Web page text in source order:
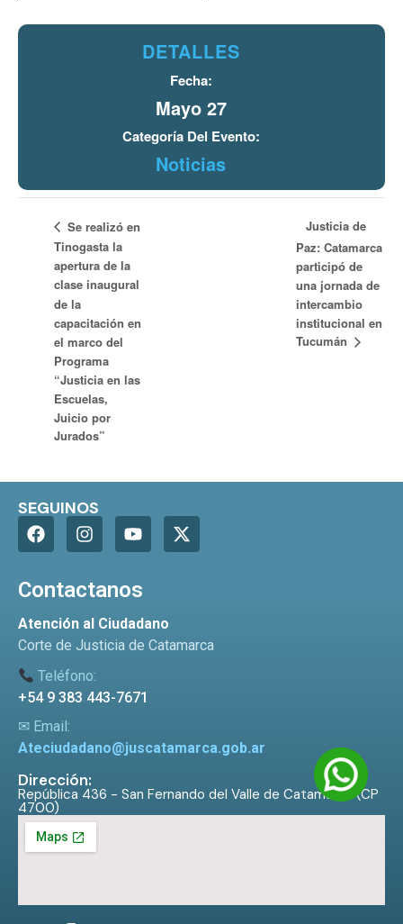
DETALLES
Fecha:
Mayo 27
Categoría Del Evento:
Noticias
Se realizó en
Tinogasta la
apertura de la
clase inaugural
de la
capacitación en
el marco del
Programa
“Justicia en las
Escuelas,
Juicio por
Jurados”
Justicia de
Paz: Catamarca
participó de
una jornada de
intercambio
institucional en
Tucumán
SEGUINOS
Contactanos
Atención al Ciudadano
Corte de Justicia de Catamarca
Teléfono:
+54 9 383 443-7671
✉ Email:
Ateciudadano@juscatamarca.gob.ar
Dirección:
República 436 - San Fernando del Valle de Catamarca (CP
4700)